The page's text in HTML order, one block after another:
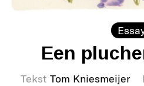
Een
Tekst Tom Kniesmeijer